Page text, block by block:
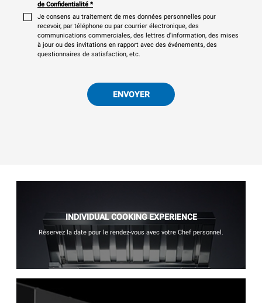
de Confidentialité *
Je consens au traitement de mes données personnelles pour
recevoir, par téléphone ou par courrier électronique, des
communications commerciales, des lettres d'information, des mises
à jour ou des invitations en rapport avec des événements, des
questionnaires de satisfaction, etc.
ENVOYER
INDIVIDUAL COOKING EXPERIENCE
Réservez la date pour le rendez-vous avec votre Chef personnel.